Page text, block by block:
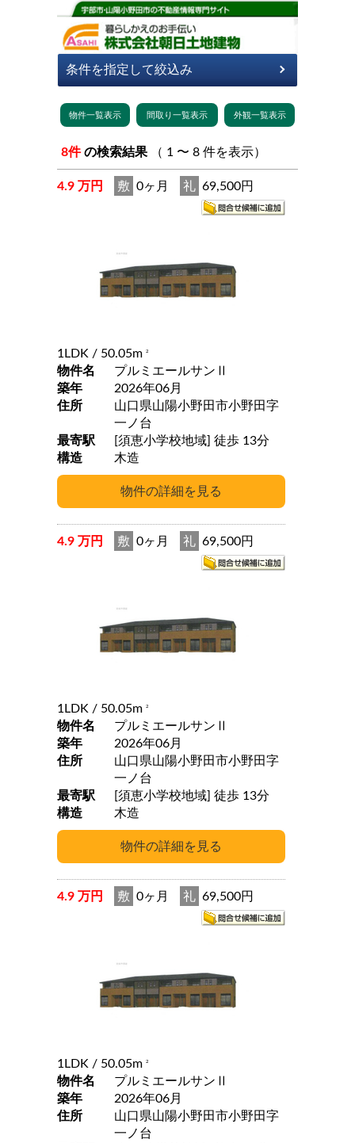
8件 の検索結果 （ 1 〜 8 件を表示）
4.9 万円 敷 0ヶ月 礼 69,500円
1LDK / 50.05m 2
物件名
プルミエールサンⅡ
築年
2026年06月
住所
山口県山陽小野田市小野田字
一ノ台
最寄駅
[須恵小学校地域] 徒歩 13分
構造
木造
4.9 万円 敷 0ヶ月 礼 69,500円
1LDK / 50.05m 2
物件名
プルミエールサンⅡ
築年
2026年06月
住所
山口県山陽小野田市小野田字
一ノ台
最寄駅
[須恵小学校地域] 徒歩 13分
構造
木造
4.9 万円 敷 0ヶ月 礼 69,500円
1LDK / 50.05m 2
物件名
プルミエールサンⅡ
築年
2026年06月
住所
山口県山陽小野田市小野田字
一ノ台